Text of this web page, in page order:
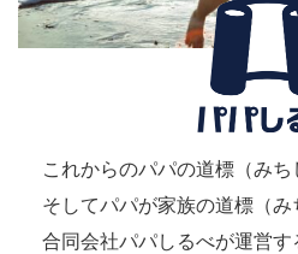
これからのパパの道標（みち
そしてパパが家族の道標（み
合同会社パパしるべが運営